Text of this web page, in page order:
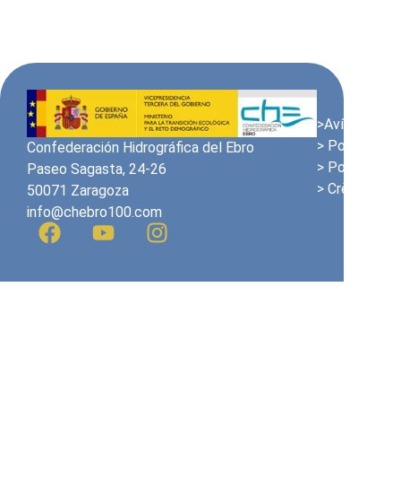
Confederación Hidrográfica del Ebro
Paseo Sagasta, 24-26
50071 Zaragoza
info@chebro100.com
>Avís Legal
> Política de
> Política de
> Crèdits